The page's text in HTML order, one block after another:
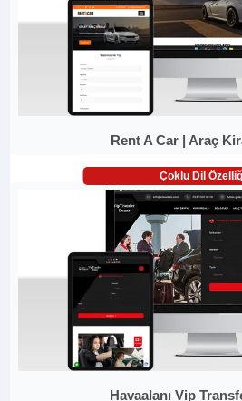
Rent A Car | Araç
Çoklu Dil
Havaalanı Vip